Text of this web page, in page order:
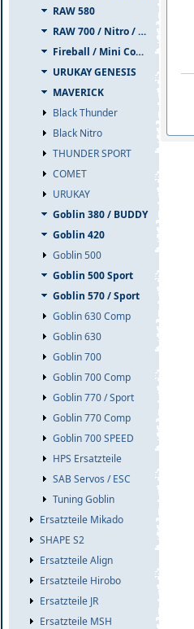
RAW 580
RAW 700 / Nitro / PIUMA
Fireball / Mini Comet
URUKAY GENESIS
MAVERICK
Black Thunder
Black Nitro
THUNDER SPORT
COMET
URUKAY
Goblin 380 / BUDDY
Goblin 420
Goblin 500
Goblin 500 Sport
Goblin 570 / Sport
Goblin 630 Comp
Goblin 630
Goblin 700
Goblin 700 Comp
Goblin 770 / Sport
Goblin 770 Comp
Goblin 700 SPEED
HPS Ersatzteile
SAB Servos / ESC
Tuning Goblin
Ersatzteile Mikado
SHAPE S2
Ersatzteile Align
Ersatzteile Hirobo
Ersatzteile JR
Ersatzteile MSH